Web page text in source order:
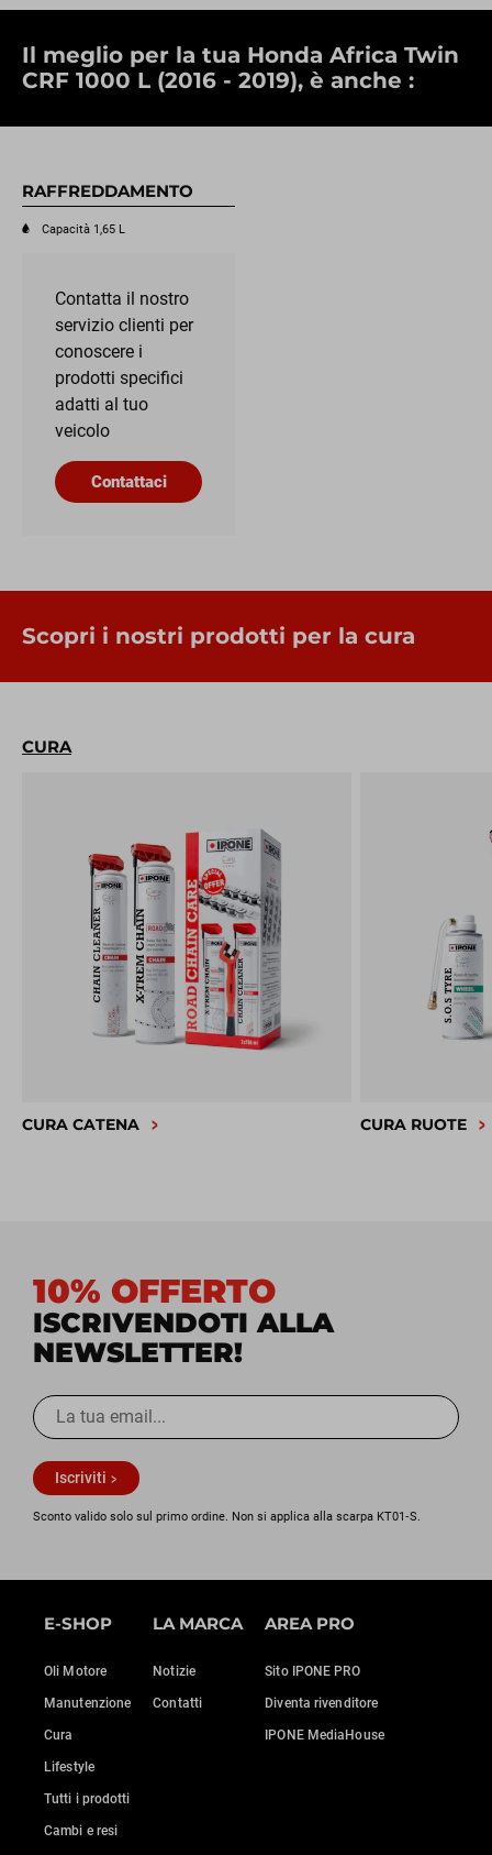
Il meglio per la tua Honda Africa Twin
CRF 1000 L (2016 - 2019), è anche :
RAFFREDDAMENTO
Capacità 1,65 L
Contatta il nostro
servizio clienti per
conoscere i
prodotti specifici
adatti al tuo
veicolo
Contattaci
Scopri i nostri prodotti per la cura
CURA
CURA CATENA CURA RUOTE
10% OFFERTO
ISCRIVENDOTI ALLA
NEWSLETTER!
Iscriviti
Sconto valido solo sul primo ordine. Non si applica alla scarpa KT01‑S.
E-SHOP
Oli Motore
Manutenzione
Cura
Lifestyle
Tutti i prodotti
Cambi e resi
LA MARCA
Notizie
Contatti
AREA PRO
Sito IPONE PRO
Diventa rivenditore
IPONE MediaHouse